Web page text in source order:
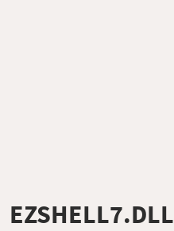
EZSHELL7.DLL